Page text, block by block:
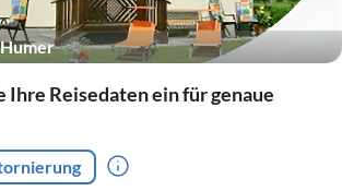
Ihre Reisedaten ein für genaue